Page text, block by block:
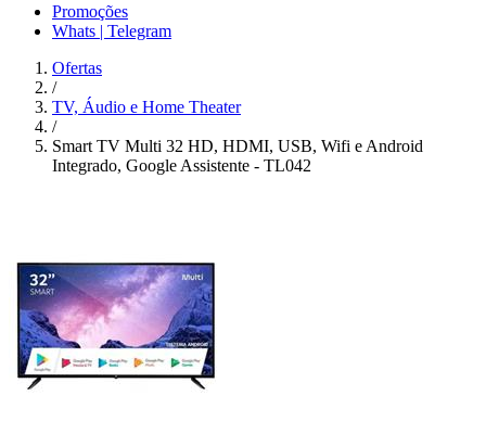
Promoções
Whats | Telegram
Ofertas
/
TV, Áudio e Home Theater
/
Smart TV Multi 32 HD, HDMI, USB, Wifi e Android
Integrado, Google Assistente - TL042